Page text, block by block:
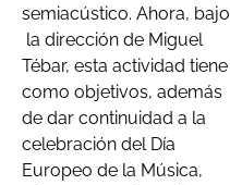
semiacústico. Ahora, bajo
la dirección de Miguel
Tébar, esta actividad tiene
como objetivos, además
de dar continuidad a la
celebración del Día
Europeo de la Música,